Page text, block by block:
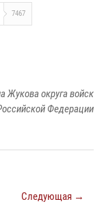
7467
Жукова округа войск
Федерации
Следующая →